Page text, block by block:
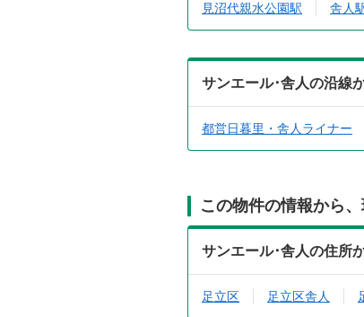
見沼代親水公園駅 舎人
サンエール･舎人の沿線
都営日暮里・舎人ライナー
この物件の情報から
サンエール･舎人の住所
足立区 足立区舎人